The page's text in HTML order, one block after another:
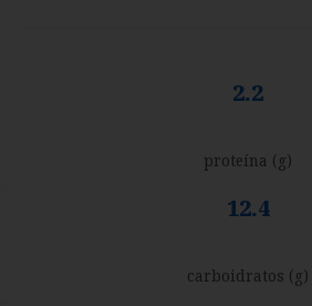
2.2
proteína (g)
12.4
carboidratos (g)